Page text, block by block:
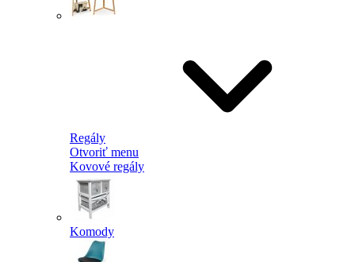
Regály
Otvoriť menu
Kovové regály
Komody